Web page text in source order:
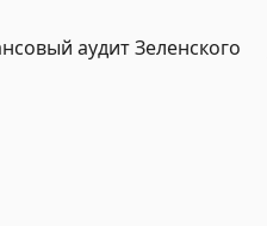
аудит Зеленского